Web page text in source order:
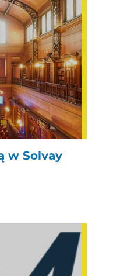
w Solvay